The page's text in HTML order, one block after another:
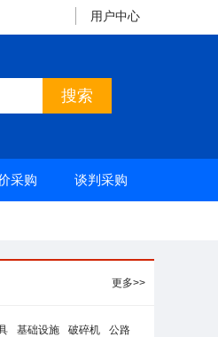
用户中心
采购 谈判采购
更多>>
基础设施 破碎机
公路